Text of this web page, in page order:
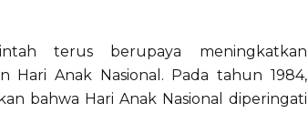
terus berupaya meningkatkan
Hari Anak Nasional. Pada tahun 1984,
bahwa Hari Anak Nasional diperingati